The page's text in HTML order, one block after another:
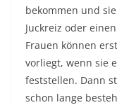
bekommen und
Juckreiz oder
Frauen können
vorliegt, wenn sie
feststellen. Dann
schon lange